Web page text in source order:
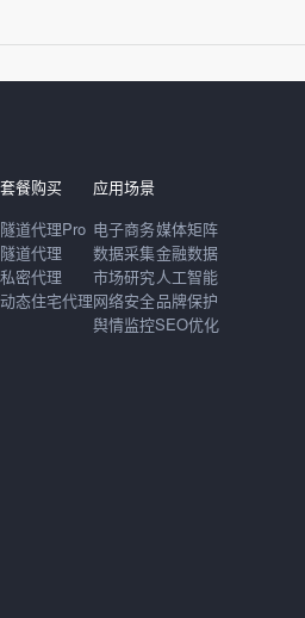
套餐购买
隧道代理Pro
隧道代理
私密代理
动态住宅代理
应用场景
电子商务
数据采集
市场研究
网络安全
舆情监控
媒体矩阵
金融数据
人工智能
品牌保护
SEO优化